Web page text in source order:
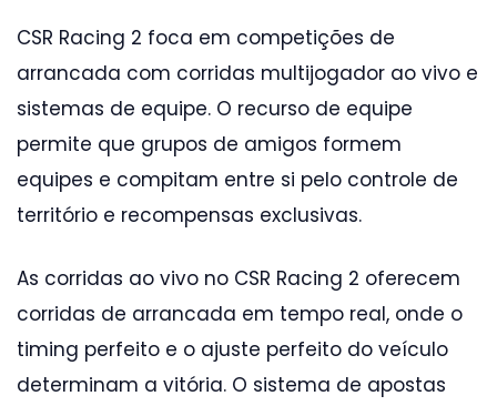
CSR Racing 2 foca em competições de
arrancada com corridas multijogador ao vivo e
sistemas de equipe. O recurso de equipe
permite que grupos de amigos formem
equipes e compitam entre si pelo controle de
território e recompensas exclusivas.
As corridas ao vivo no CSR Racing 2 oferecem
corridas de arrancada em tempo real, onde o
timing perfeito e o ajuste perfeito do veículo
determinam a vitória. O sistema de apostas